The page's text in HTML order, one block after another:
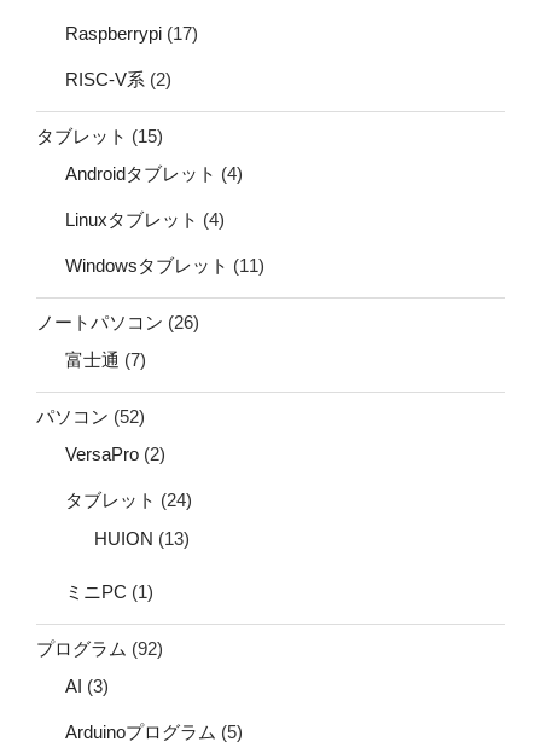
Raspberrypi (17)
RISC-V系 (2)
タブレット (15)
Androidタブレット (4)
Linuxタブレット (4)
Windowsタブレット (11)
ノートパソコン (26)
富士通 (7)
パソコン (52)
VersaPro (2)
タブレット (24)
HUION (13)
ミニPC (1)
プログラム (92)
AI (3)
Arduinoプログラム (5)